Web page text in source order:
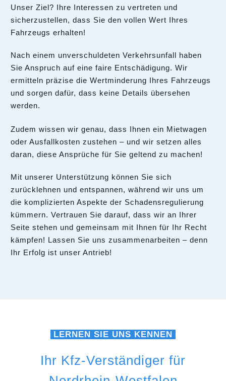
Unser Ziel? Ihre Interessen zu vertreten und
sicherzustellen, dass Sie den vollen Wert Ihres
Fahrzeugs erhalten!
Nach einem unverschuldeten Verkehrsunfall haben
Sie Anspruch auf eine faire Entschädigung. Wir
ermitteln präzise die Wertminderung Ihres Fahrzeugs
und sorgen dafür, dass keine Details übersehen
werden.
Zudem wissen wir genau, dass Ihnen ein Mietwagen
oder Ausfallkosten zustehen – und wir setzen alles
daran, diese Ansprüche für Sie geltend zu machen!
Mit unserer Unterstützung können Sie sich
zurücklehnen und entspannen, während wir uns um
die komplizierten Aspekte der Schadensregulierung
kümmern. Vertrauen Sie darauf, dass wir an Ihrer
Seite stehen und gemeinsam mit Ihnen für Ihr Recht
kämpfen! Lassen Sie uns zusammenarbeiten – denn
Ihr Erfolg ist unser Antrieb!
LERNEN SIE UNS KENNEN
Ihr Kfz-Verständiger für